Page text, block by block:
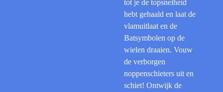
tot je de topsnelheid
hebt gehaald en laat de
vlamuitlaat en de
Batsymbolen op de
wielen draaien. Vouw
de verborgen
noppenschieters uit en
schiet! Ontwijk de